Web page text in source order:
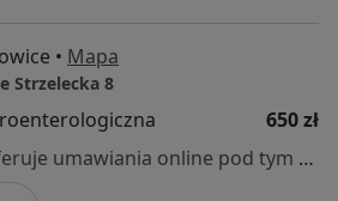
• Mapa
Strzelecka 8
650 zł
Specjalista nie oferuje umawiania online pod tym adresem.